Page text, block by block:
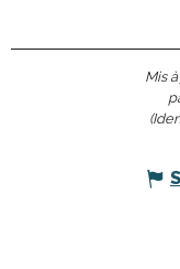
Mis